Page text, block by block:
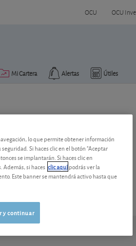
OCU OCU
Útiles
Alertas
Mi Cartera
lo que permite obtener información
Si haces clic en el botón "Aceptar
se implantarán. Si haces clic en
si haces clic aquípodrás ver la
Este banner se mantendrá activo hasta que
y continuar